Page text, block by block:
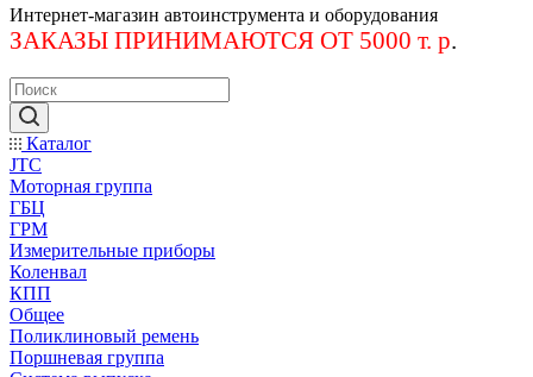
Интернет-магазин автоинструмента и оборудования
ЗАКАЗЫ ПРИНИМАЮТСЯ ОТ 5000 т. р.
Каталог
JTC
Моторная группа
ГБЦ
ГРМ
Измерительные приборы
Коленвал
КПП
Общее
Поликлиновый ремень
Поршневая группа